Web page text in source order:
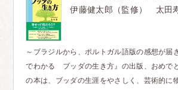
伊藤健太郎（監修） 太田
～ブラジルから、ポルトガル語版の感想が届
でわかる ブッダの生き方』の出版、おめで
の本は、ブッダの生涯をやさしく、芸術的に